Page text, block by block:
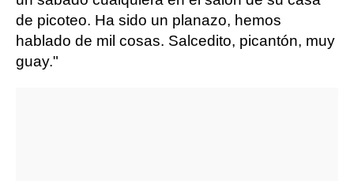
de picoteo. Ha sido un planazo, hemos
hablado de mil cosas. Salcedito, picantón, muy
guay."